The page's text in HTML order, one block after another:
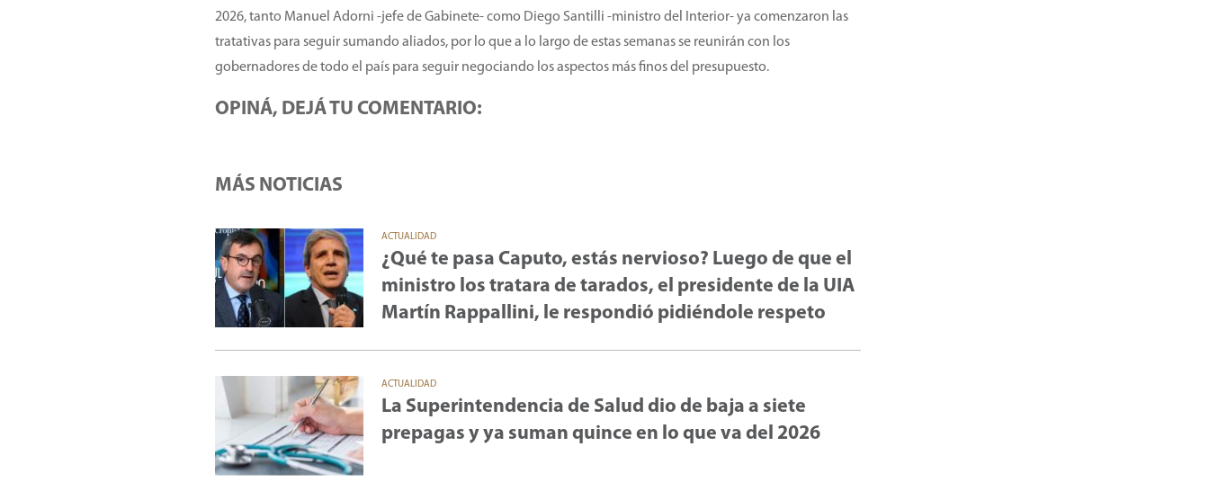
2026, tanto Manuel Adorni -jefe de Gabinete- como Diego Santilli -ministro del Interior- ya comenzaron las
tratativas para seguir sumando aliados, por lo que a lo largo de estas semanas se reunirán con los
gobernadores de todo el país para seguir negociando los aspectos más finos del presupuesto.
OPINÁ, DEJÁ TU COMENTARIO:
MÁS NOTICIAS
ACTUALIDAD
¿Qué te pasa Caputo, estás nervioso? Luego de que el
ministro los tratara de tarados, el presidente de la UIA
Martín Rappallini, le respondió pidiéndole respeto
ACTUALIDAD
La Superintendencia de Salud dio de baja a siete
prepagas y ya suman quince en lo que va del 2026